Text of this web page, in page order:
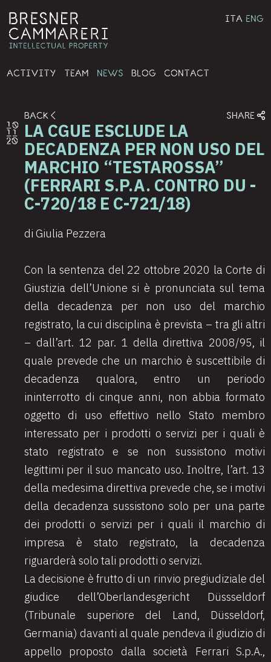
ITA ENG
ACTIVITY TEAM NEWS BLOG CONTACT
10
11
20
BACK SHARE
LA CGUE ESCLUDE LA
DECADENZA PER NON USO DEL
MARCHIO “TESTAROSSA”
(FERRARI S.P.A. CONTRO DU -
C-720/18 E C-721/18)
di Giulia Pezzera
Con la sentenza del 22 ottobre 2020 la Corte di
Giustizia dell’Unione si è pronunciata sul tema
della decadenza per non uso del marchio
registrato, la cui disciplina è prevista – tra gli altri
– dall’art. 12 par. 1 della direttiva 2008/95, il
quale prevede che un marchio è suscettibile di
decadenza qualora, entro un periodo
ininterrotto di cinque anni, non abbia formato
oggetto di uso effettivo nello Stato membro
interessato per i prodotti o servizi per i quali è
stato registrato e se non sussistono motivi
legittimi per il suo mancato uso. Inoltre, l’art. 13
della medesima direttiva prevede che, se i motivi
della decadenza sussistono solo per una parte
dei prodotti o servizi per i quali il marchio di
impresa è stato registrato, la decadenza
riguarderà solo tali prodotti o servizi.
La decisione è frutto di un rinvio pregiudiziale del
giudice dell’Oberlandesgericht Düssseldorf
(Tribunale superiore del Land, Düsseldorf,
Germania) davanti al quale pendeva il giudizio di
appello proposto dalla società Ferrari S.p.A.,